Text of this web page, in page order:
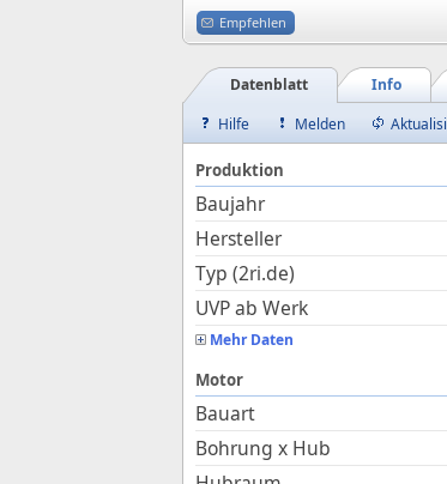
Empfehlen
Info
Datenblatt
Hilfe
Melden
Produktion
Baujahr
Hersteller
Typ (2ri.de)
UVP ab Werk
Mehr Daten
Motor
Bauart
Bohrung x Hub